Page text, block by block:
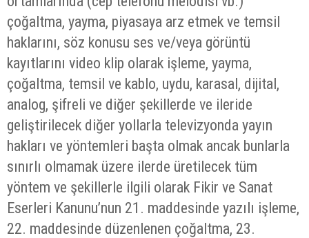
çoğaltma, yayma, piyasaya arz etmek ve temsil
haklarını, söz konusu ses ve/veya görüntü
kayıtlarını video klip olarak işleme, yayma,
çoğaltma, temsil ve kablo, uydu, karasal, dijital,
analog, şifreli ve diğer şekillerde ve ileride
geliştirilecek diğer yollarla televizyonda yayın
hakları ve yöntemleri başta olmak ancak bunlarla
sınırlı olmamak üzere ilerde üretilecek tüm
yöntem ve şekillerle ilgili olarak Fikir ve Sanat
Eserleri Kanunu’nun 21. maddesinde yazılı işleme,
22. maddesinde düzenlenen çoğaltma, 23.